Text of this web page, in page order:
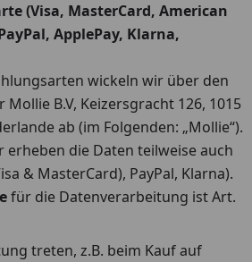
(Visa, MasterCard, American
ApplePay, Klarna,
wickeln wir über den
B.V, Keizersgracht 126, 1015
ab (im Folgenden: „Mollie“).
erheben die Daten teilweise auch
& MasterCard), PayPal, Klarna).
für die Datenverarbeitung ist Art.
treten, z.B. beim Kauf auf